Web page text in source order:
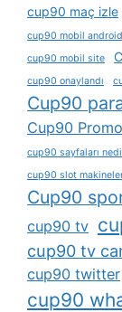
cup90 maç izle
cup90 mobil
cup90 mobil site
cup90 onaylandı
Cup90
Cup90
cup90 sayfaları
cup90 slot
Cup90
cup90 tv
cup90 tv
cup90 twitter
cup90